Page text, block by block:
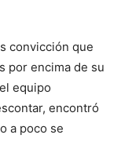
convicción que
por encima de su
equipo
encontró
a poco se